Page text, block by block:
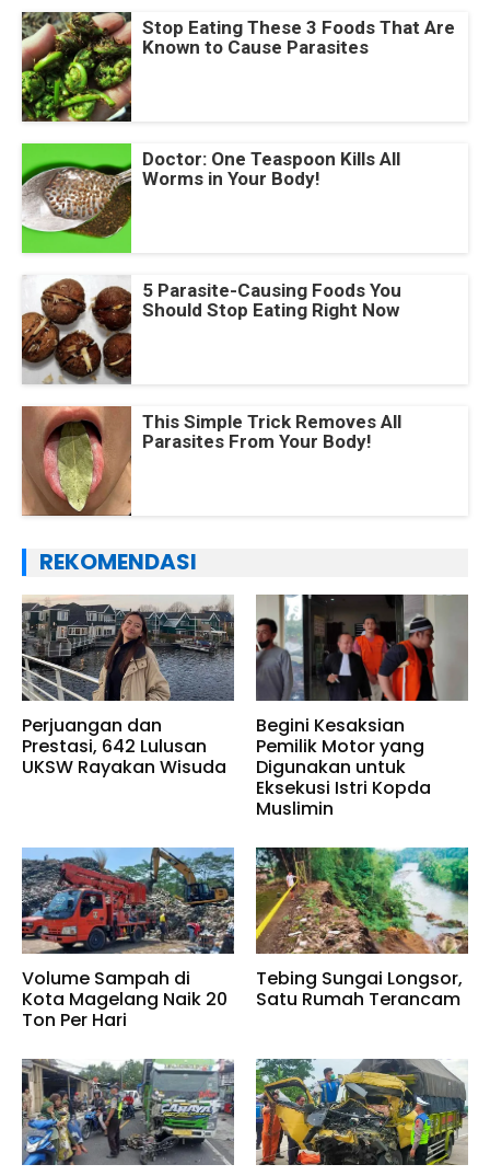
Stop Eating These 3 Foods That Are
Known to Cause Parasites
Doctor: One Teaspoon Kills All
Worms in Your Body!
5 Parasite-Causing Foods You
Should Stop Eating Right Now
This Simple Trick Removes All
Parasites From Your Body!
REKOMENDASI
Perjuangan dan
Prestasi, 642 Lulusan
UKSW Rayakan Wisuda
Begini Kesaksian
Pemilik Motor yang
Digunakan untuk
Eksekusi Istri Kopda
Muslimin
Volume Sampah di
Kota Magelang Naik 20
Ton Per Hari
Tebing Sungai Longsor,
Satu Rumah Terancam